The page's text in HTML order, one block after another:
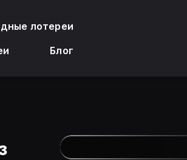
лотереи
Блог